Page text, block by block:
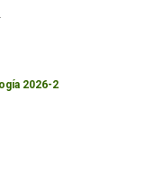
2026-2